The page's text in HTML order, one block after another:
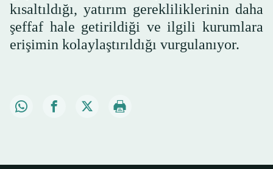
kısaltıldığı, yatırım gerekliliklerinin daha
şeffaf hale getirildiği ve ilgili kurumlara
erişimin kolaylaştırıldığı vurgulanıyor.